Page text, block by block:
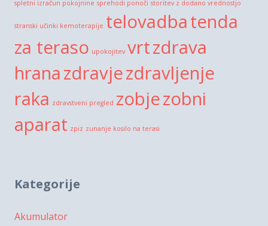
spletni izračun pokojnine sprehodi ponoči storitev z dodano vrednostjo
stranski učinki kemoterapije telovadbatenda
za teraso upokojitev vrtzdrava
hranazdravjezdravljenje
raka zdravstveni pregled zobjezobni
aparat zpiz zunanje kosilo na terasi
Kategorije
Akumulator